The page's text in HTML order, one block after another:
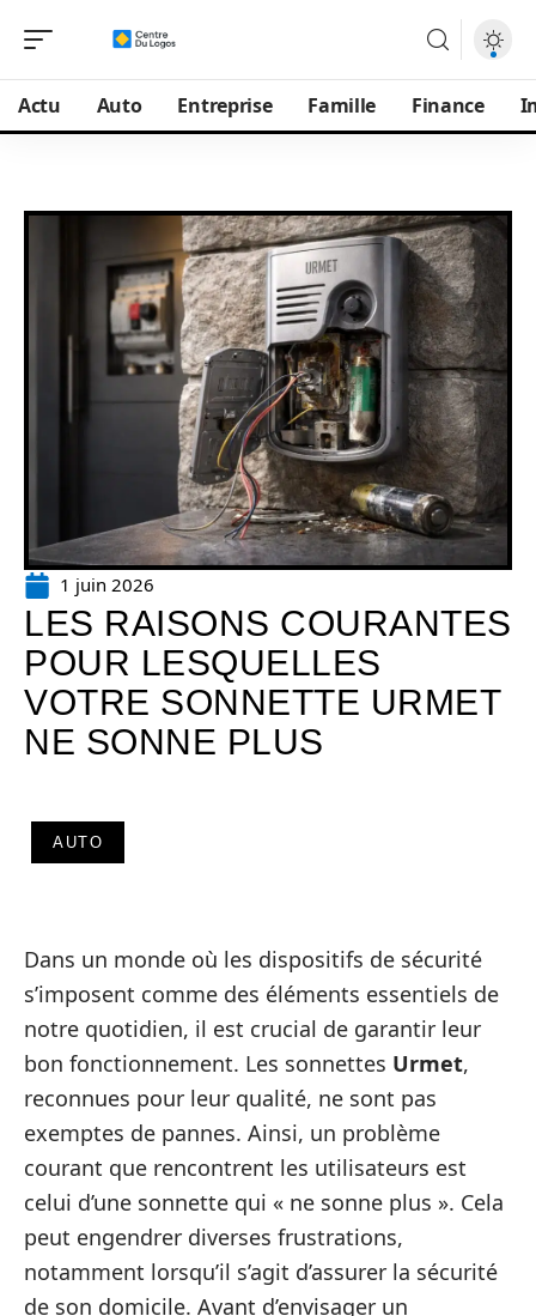
Actu Auto Entreprise Famille Finance
1 juin 2026
LES RAISONS COURANTES
POUR LESQUELLES
VOTRE SONNETTE URMET
NE SONNE PLUS
AUTO
Dans un monde où les dispositifs de sécurité
s’imposent comme des éléments essentiels de
notre quotidien, il est crucial de garantir leur
bon fonctionnement. Les sonnettes Urmet,
reconnues pour leur qualité, ne sont pas
exemptes de pannes. Ainsi, un problème
courant que rencontrent les utilisateurs est
celui d’une sonnette qui « ne sonne plus ». Cela
peut engendrer diverses frustrations,
notamment lorsqu’il s’agit d’assurer la sécurité
de son domicile. Avant d’envisager un